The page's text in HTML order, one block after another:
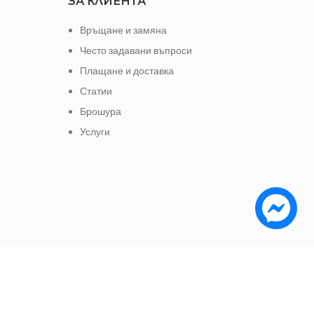
Връщане и замяна
Често задавани въпроси
Плащане и доставка
Статии
Брошура
Услуги